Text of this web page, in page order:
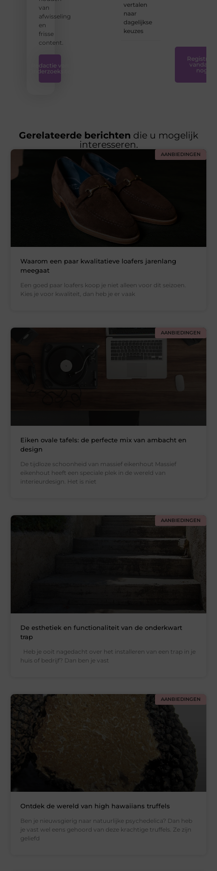
van
afwisseling
en
frisse
content.
Redactie van
Onderzoeksite
vertalen
naar
dagelijkse
keuzes
Registreer
vandaag
nog
Gerelateerde berichten die u mogelijk
interesseren.
AANBIEDINGEN
Waarom een paar kwalitatieve loafers jarenlang
meegaat
Een goed paar loafers koop je niet alleen voor dit seizoen.
Kies je voor kwaliteit, dan heb je er vaak
AANBIEDINGEN
Eiken ovale tafels: de perfecte mix van ambacht en
design
De tijdloze schoonheid van massief eikenhout Massief
eikenhout heeft een speciale plek in de wereld van
interieurdesign. Het is niet
AANBIEDINGEN
De esthetiek en functionaliteit van de onderkwart
trap
Heb je ooit nagedacht over het installeren van een trap in je
huis of bedrijf? Dan ben je vast
AANBIEDINGEN
Ontdek de wereld van high hawaiians truffels
Ben je nieuwsgierig naar natuurlijke psychedelica? Dan heb
je vast wel eens gehoord van deze krachtige truffels. Ze zijn
geliefd